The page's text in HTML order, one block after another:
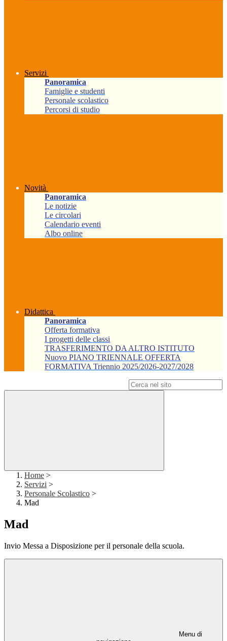
Servizi
Panoramica
Famiglie e studenti
Personale scolastico
Percorsi di studio
Novità
Panoramica
Le notizie
Le circolari
Calendario eventi
Albo online
Didattica
Panoramica
Offerta formativa
I progetti delle classi
TRASFERIMENTO DA ALTRO ISTITUTO
Nuovo PIANO TRIENNALE OFFERTA
FORMATIVA Triennio 2025/2026-2027/2028
Home >
Servizi >
Personale Scolastico >
Mad
Mad
Invio Messa a Disposizione per il personale della scuola.
Menu di